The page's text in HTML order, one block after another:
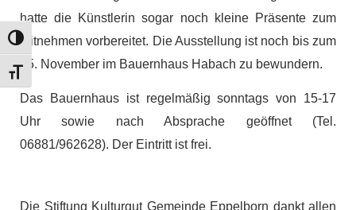
Umschalten auf hohe Kontraste
Schrift vergrößern
hatte die Künstlerin sogar noch kleine Präsente zum
Mitnehmen vorbereitet. Die Ausstellung ist noch bis zum
05. November im Bauernhaus Habach zu bewundern.
Das Bauernhaus ist regelmäßig sonntags von 15-17
Uhr sowie nach Absprache geöffnet (Tel.
06881/962628). Der Eintritt ist frei.
Die Stiftung Kulturgut Gemeinde Eppelborn dankt allen